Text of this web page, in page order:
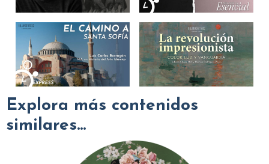
Explora más contenidos
similares...